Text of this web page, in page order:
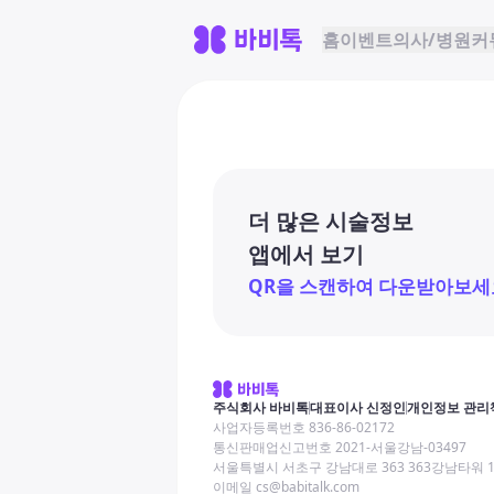
홈이벤트의사/병원커
더 많은 시술정보
앱에서 보기
QR을 스캔하여 다운받아보세
주식회사 바비톡대표이사 신정인개인정보 관리
사업자등록번호 836-86-02172
통신판매업신고번호 2021-서울강남-03497
서울특별시 서초구 강남대로 363 363강남타워
이메일 cs@babitalk.com